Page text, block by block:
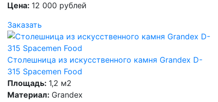
Цена: 12 000 рублей
Заказать
Столешница из искусственного камня Grandex D-
315 Spacemen Food
Площадь: 1,2 м2
Материал: Grandex